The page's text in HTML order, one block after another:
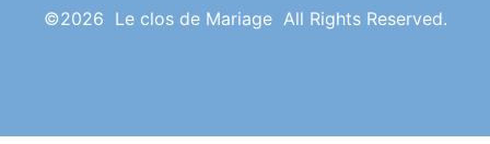
©2026 Le clos de Mariage All Rights Reserved.